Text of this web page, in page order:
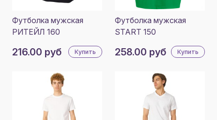
Футболка мужская
РИТЕЙЛ 160
216.00 руб Купить
Футболка мужская
START 150
258.00 руб Купить